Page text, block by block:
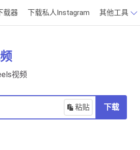
载器 下载私人Instagram 其他工具
视频
粘贴 下载